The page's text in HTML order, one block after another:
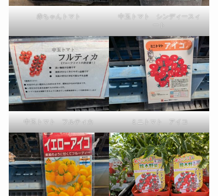
赤ちゃんトマト
中玉トマト シンディースィ
ート
中玉トマト フルティカ ミニトマト アイコ